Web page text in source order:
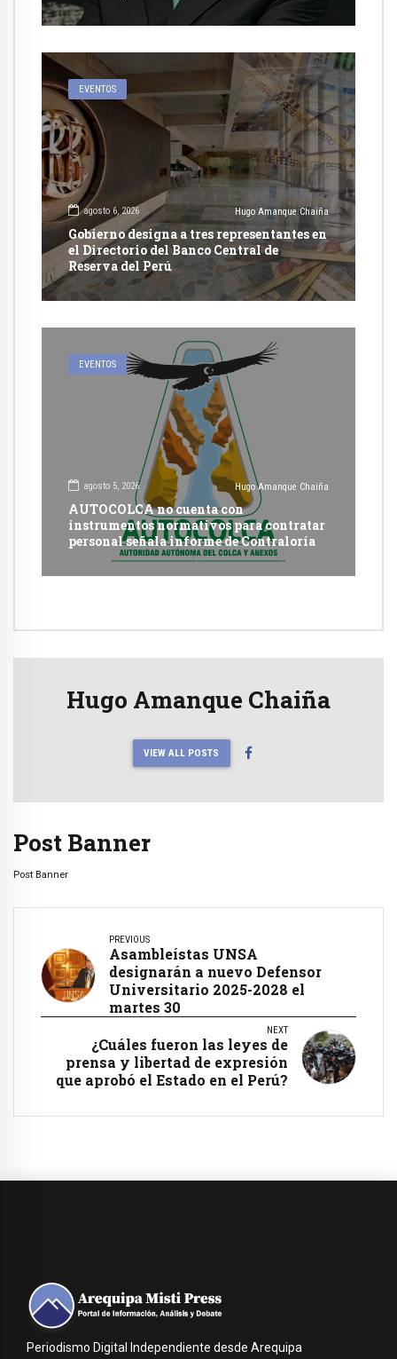
EVENTOS
agosto 6, 2026 Hugo Amanque Chaiña
Gobierno designa a tres representantes en
el Directorio del Banco Central de
Reserva del Perú
EVENTOS
agosto 5, 2026 Hugo Amanque Chaiña
AUTOCOLCA no cuenta con
instrumentos normativos para contratar
personal señala informe de Contraloría
Hugo Amanque Chaiña
VIEW ALL POSTS
Post Banner
Post Banner
PREVIOUS
Asambleístas UNSA
designarán a nuevo Defensor
Universitario 2025-2028 el
martes 30
NEXT
¿Cuáles fueron las leyes de
prensa y libertad de expresión
que aprobó el Estado en el Perú?
Periodismo Digital Independiente desde Arequipa